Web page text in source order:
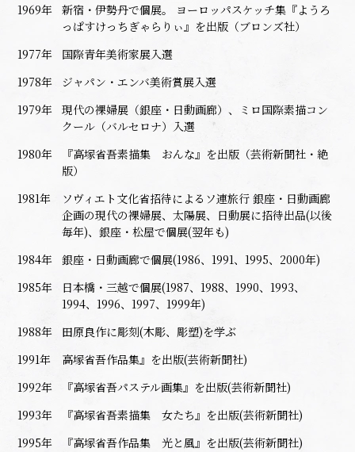
1969年
新宿・伊勢丹で個展。 ヨーロッパスケッチ集『ようろ
っぱすけっちぎゃらりぃ』を出版（ブロンズ社）
1977年
国際青年美術家展入選
1978年
ジャパン・エンバ美術賞展入選
1979年
現代の裸婦展（銀座・日動画廊）、ミロ国際素描コン
クール（バルセロナ）入選
1980年
『高塚省吾素描集 おんな』を出版（芸術新聞社・絶
版）
1981年
ソヴィエト文化省招待によるソ連旅行 銀座・日動画廊
企画の現代の裸婦展、太陽展、日動展に招待出品(以後
毎年)、銀座・松屋で個展(翌年も)
1984年
銀座・日動画廊で個展(1986、1991、1995、2000年)
1985年
日本橋・三越で個展(1987、1988、1990、1993、
1994、1996、1997、1999年)
1988年
田原良作に彫刻(木彫、彫塑)を学ぶ
1991年
高塚省吾作品集』を出版(芸術新聞社)
1992年
『高塚省吾パステル画集』を出版(芸術新聞社)
1993年
『高塚省吾素描集 女たち』を出版(芸術新聞社)
1995年
『高塚省吾作品集 光と風』を出版(芸術新聞社)